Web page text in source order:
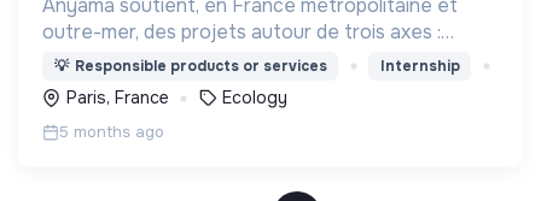
outre-mer, des projets autour de trois axes :
protection et revitalisation des forêts,
préservation et régénération de la biodiversité,
soutien aux aidants
💡 Responsible products or services Internship
Paris, France Ecology
5 months ago